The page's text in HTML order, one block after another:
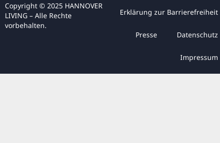
Copyright © 2025 HANNOVER
LIVING – Alle Rechte
vorbehalten.
Erklärung zur Barrierefreiheit
Presse Datenschutz
Impressum